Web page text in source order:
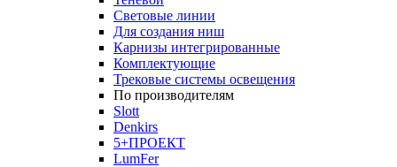
Световые линии
Для создания ниш
Карнизы интегрированные
Комплектующие
Трековые системы освещения
По производителям
Slott
Denkirs
5+ПРОЕКТ
LumFer